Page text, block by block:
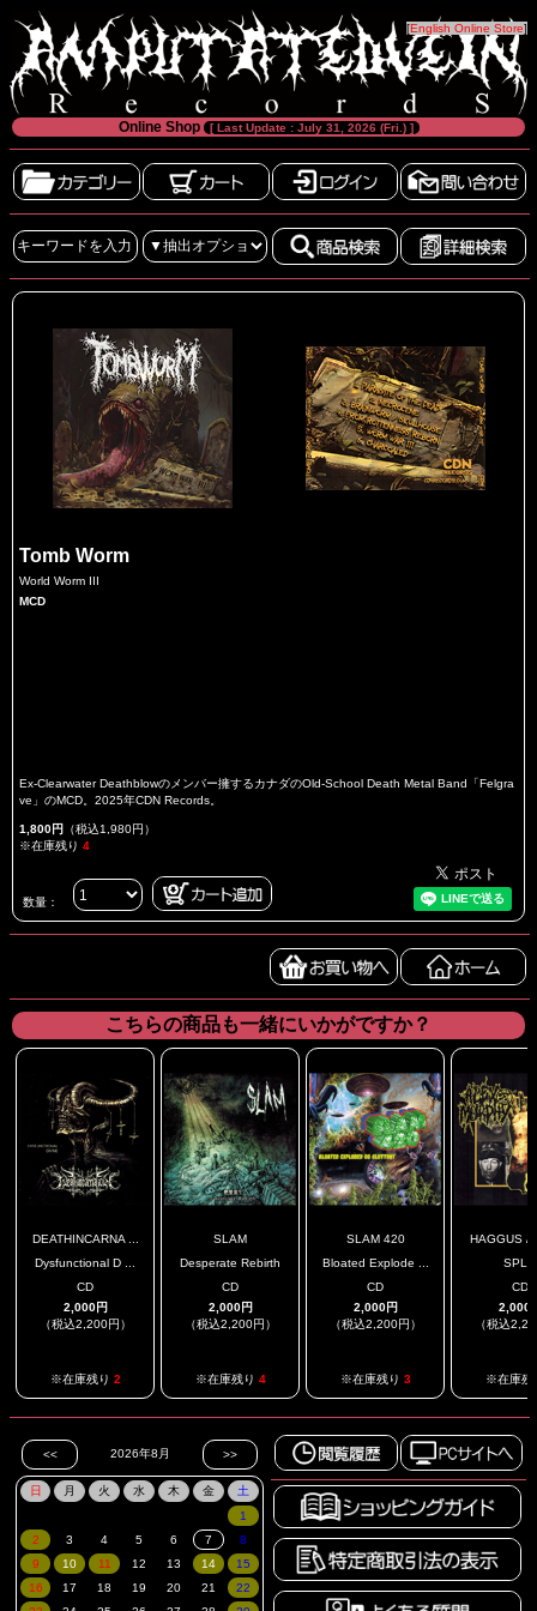
[English Online Store]
Online Shop [ Last Update : July 31, 2026 (Fri.) ]
Tomb Worm
World Worm III
MCD
Ex-Clearwater Deathblowのメンバー擁するカナダのOld-School Death Metal Band「Felgra
ve」のMCD。2025年CDN Records。
1,800円 （税込1,980円）
※在庫残り 4
数量：
こちらの商品も一緒にいかがですか？
DEATHINCARNA ...
Dysfunctional D ...
CD
2,000円
（税込2,200円）
※在庫残り 2
SLAM
Desperate Rebirth
CD
2,000円
（税込2,200円）
※在庫残り 4
SLAM 420
Bloated Explode ...
CD
2,000円
（税込2,200円）
※在庫残り 3
HAGGUS /
SPLIT
CD
2,000
（税込
※在庫残